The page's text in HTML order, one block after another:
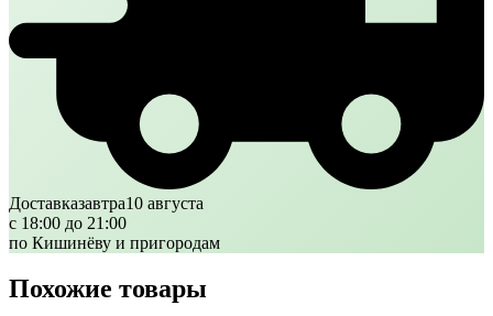
Доставказавтра10 августа
с 18:00 до 21:00
по Кишинёву и пригородам
Похожие товары